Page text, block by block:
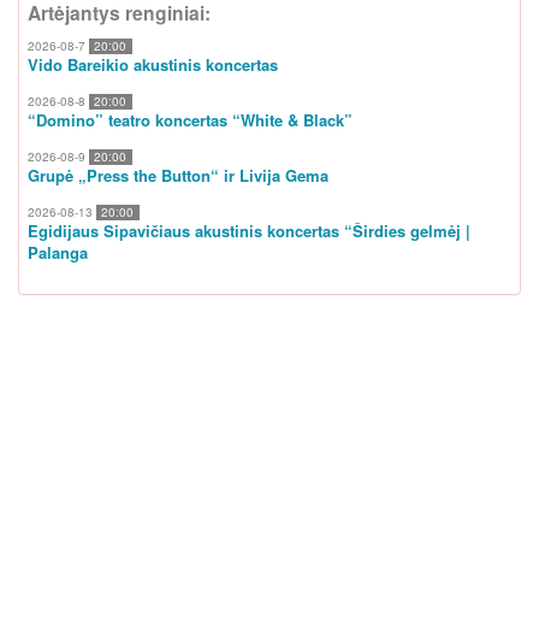
Artėjantys renginiai:
2026-08-7 20:00
Vido Bareikio akustinis koncertas
2026-08-8 20:00
“Domino” teatro koncertas “White & Black”
2026-08-9 20:00
Grupė „Press the Button“ ir Livija Gema
2026-08-13 20:00
Egidijaus Sipavičiaus akustinis koncertas “Širdies gelmėj |
Palanga